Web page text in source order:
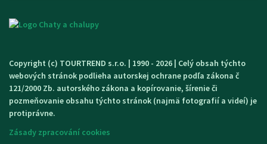
Copyright (c) TOURTREND s.r.o. | 1990 - 2026 | Celý obsah týchto
webových stránok podlieha autorskej ochrane podľa zákona č
121/2000 Zb. autorského zákona a kopírovanie, šírenie či
pozmeňovanie obsahu týchto stránok (najmä fotografií a videí) je
protiprávne.
Zásady zpracování cookies